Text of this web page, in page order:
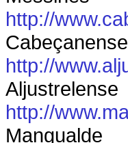
http://
Cabeçanense
http://
Aljustrelense
http://
Mangualde